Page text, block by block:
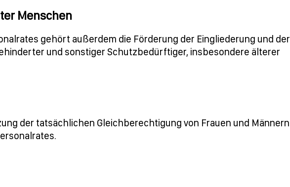
Menschen
gehört außerdem die Förderung der Eingliederung und der
und sonstiger Schutzbedürftiger, insbesondere älterer
der tatsächlichen Gleichberechtigung von Frauen und Männern